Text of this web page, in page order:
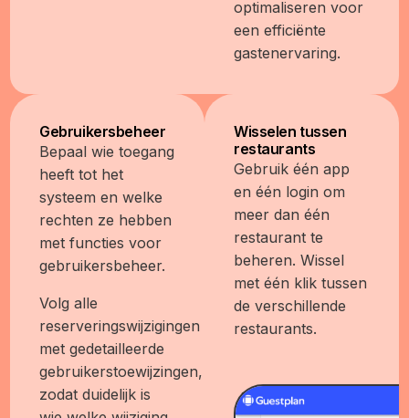
optimaliseren voor
een efficiënte
gastenervaring.
Wisselen tussen
restaurants
Gebruik één app
en één login om
meer dan één
restaurant te
beheren. Wissel
met één klik tussen
de verschillende
restaurants.
Gebruikersbeheer
Bepaal wie toegang
heeft tot het
systeem en welke
rechten ze hebben
met functies voor
gebruikersbeheer.
Volg alle
reserveringswijzigingen
met gedetailleerde
gebruikerstoewijzingen,
zodat duidelijk is